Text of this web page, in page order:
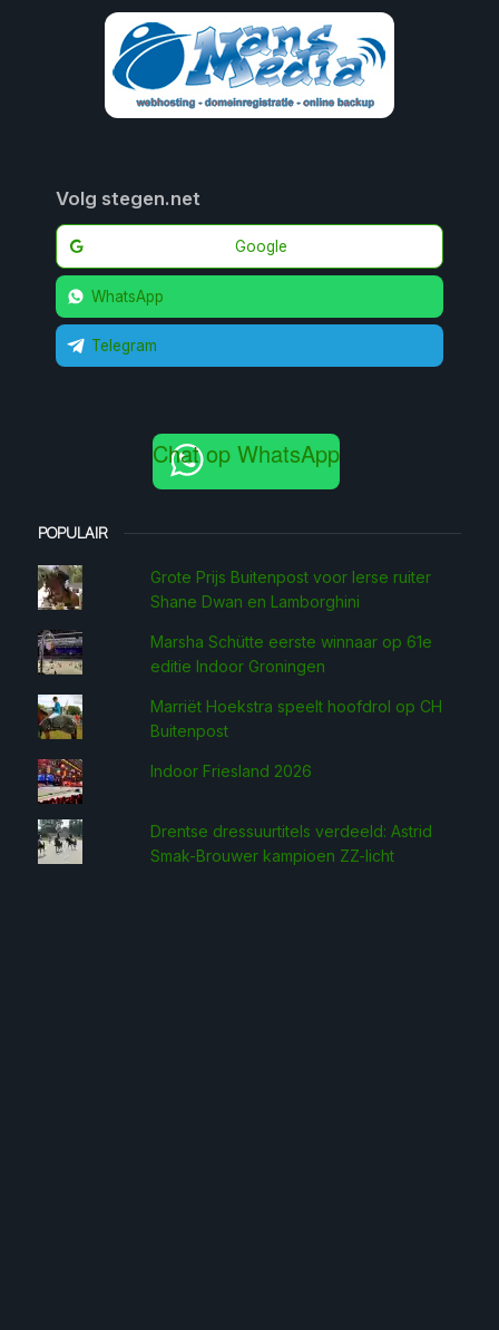
Volg stegen.net
Google
WhatsApp
Telegram
Chat op WhatsApp
POPULAIR
Grote Prijs Buitenpost voor Ierse ruiter
Shane Dwan en Lamborghini
Marsha Schütte eerste win­naar op 61e
editie Indoor Groningen
Marriët Hoekstra speelt hoofdrol op CH
Buitenpost
Indoor Friesland 2026
Drentse dressuurtitels verdeeld: Astrid
Smak-Brouwer kampioen ZZ-licht